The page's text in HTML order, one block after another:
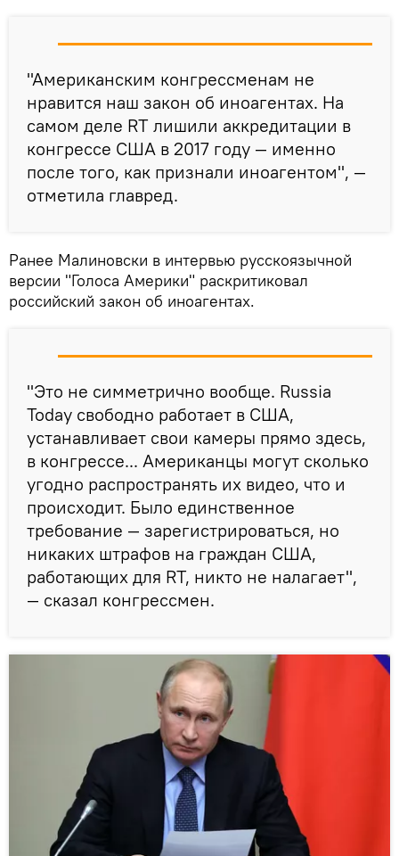
"Американским конгрессменам не
нравится наш закон об иноагентах. На
самом деле RT лишили аккредитации в
конгрессе США в 2017 году — именно
после того, как признали иноагентом", —
отметила главред.
Ранее Малиновски в интервью русскоязычной
версии "Голоса Америки" раскритиковал
российский закон об иноагентах.
"Это не симметрично вообще. Russia
Today свободно работает в США,
устанавливает свои камеры прямо здесь,
в конгрессе... Американцы могут сколько
угодно распространять их видео, что и
происходит. Было единственное
требование — зарегистрироваться, но
никаких штрафов на граждан США,
работающих для RT, никто не налагает",
— сказал конгрессмен.